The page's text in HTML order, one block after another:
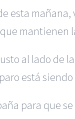
esta
mantienen
al lado de
está
para que